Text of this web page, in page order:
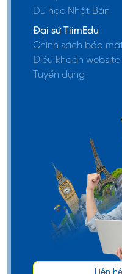
New York
Là thành phố đông
cầu. Mặc dù xếp thứ
York lại là một
thương mại, văn hóa
triển nhanh chóng,
trả lời thỏa đáng
chọn bang nào.
Trong lĩnh vực giáo
dạng và chất lượng
những trung tâm học
Du học Nhật Bản
Đại sứ TiimEdu
Chính sách bảo
Điều khoản website
Tuyển dụng